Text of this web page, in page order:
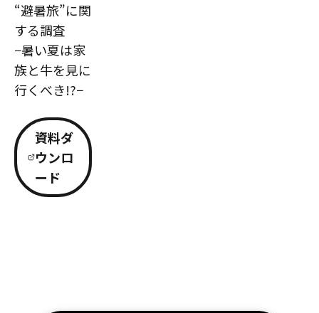
“避暑旅”に関
する調査
−暑い夏は家
族と牛を見に
行くべき!?−
資料ダ
ウンロ
ード